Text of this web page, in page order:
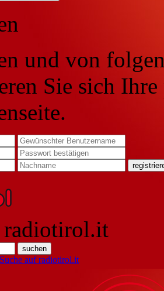
und von
Sie sich
radiotirol.it
Suche auf radiotirol.it